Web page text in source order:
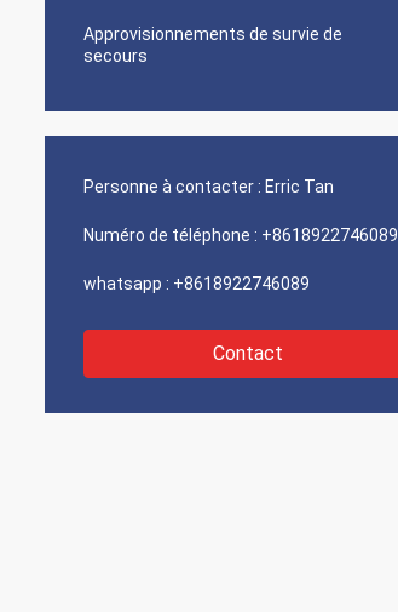
Approvisionnements de survie de
secours
Personne à contacter : Erric Tan
Numéro de téléphone : +8618922746089
whatsapp : +8618922746089
Contact